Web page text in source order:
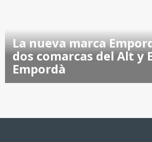
La nueva marca
dos comarcas del Alt y
Empordà